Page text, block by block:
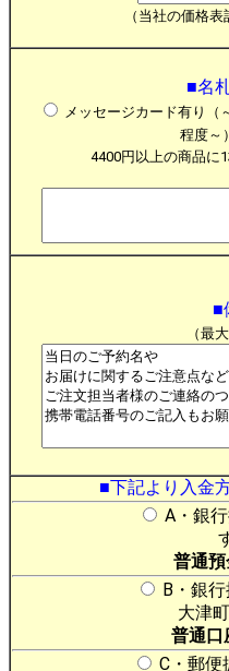
（当社の価格表
■名
メッセージカード有り（
程度
4400円以上の商品に
■
（最
■下記より入金
A・銀
す
普通預
B・銀
大津町
普通口
C・郵便